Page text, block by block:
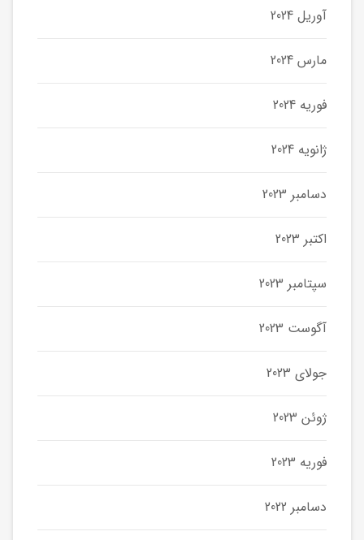
آوریل 2024
مارس 2024
فوریه 2024
ژانویه 2024
دسامبر 2023
اکتبر 2023
سپتامبر 2023
آگوست 2023
جولای 2023
ژوئن 2023
فوریه 2023
دسامبر 2022